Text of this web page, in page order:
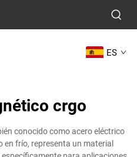
ES
crgo
conocido como acero eléctrico
frío, representa un material